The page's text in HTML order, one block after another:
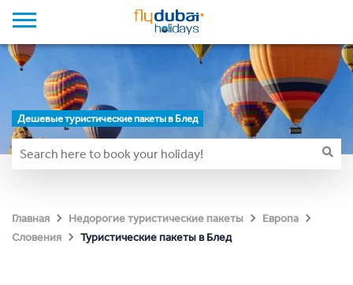
Дешевые туристические пакеты в Блед
Главная Недорогие туристические пакеты
Европа
Словения
Туристические пакеты в Блед